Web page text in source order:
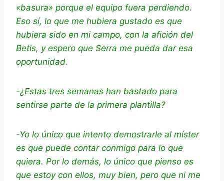
«basura» porque el equipo fuera perdiendo.
Eso sí, lo que me hubiera gustado es que
hubiera sido en mi campo, con la afición del
Betis, y espero que Serra me pueda dar esa
oportunidad.
-¿Estas tres semanas han bastado para
sentirse parte de la primera plantilla?
-Yo lo único que intento demostrarle al míster
es que puede contar conmigo para lo que
quiera. Por lo demás, lo único que pienso es
que estoy con ellos, muy bien, pero que ni me